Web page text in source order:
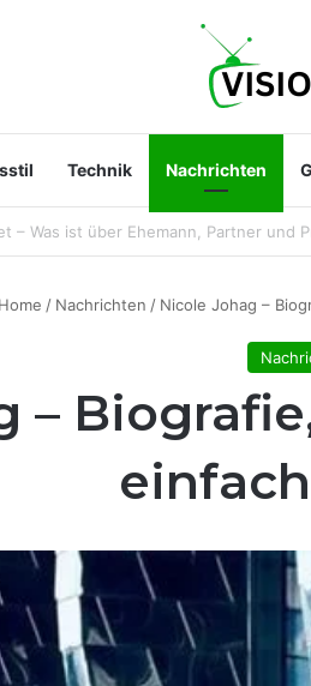
Technik Nachrichten
ist Sara Hentschel wirklich? Leben,
Home / Nachrichten / Nicole Johag –
–